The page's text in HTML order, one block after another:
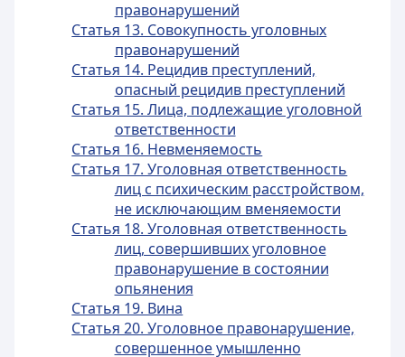
правонарушений
Статья 13. Совокупность уголовных
правонарушений
Статья 14. Рецидив преступлений,
опасный рецидив преступлений
Статья 15. Лица, подлежащие уголовной
ответственности
Статья 16. Невменяемость
Статья 17. Уголовная ответственность
лиц с психическим расстройством,
не исключающим вменяемости
Статья 18. Уголовная ответственность
лиц, совершивших уголовное
правонарушение в состоянии
опьянения
Статья 19. Вина
Статья 20. Уголовное правонарушение,
совершенное умышленно